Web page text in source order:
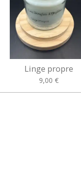
Linge propre
9,00 €